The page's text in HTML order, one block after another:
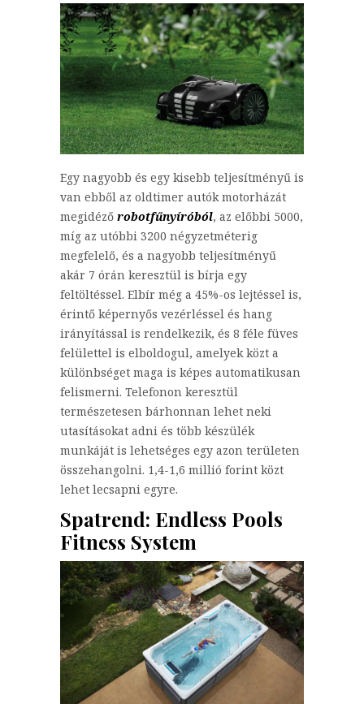
Egy nagyobb és egy kisebb teljesítményű is
van ebből az oldtimer autók motorházát
megidéző robotfűnyíróból, az előbbi 5000,
míg az utóbbi 3200 négyzetméterig
megfelelő, és a nagyobb teljesítményű
akár 7 órán keresztül is bírja egy
feltöltéssel. Elbír még a 45%-os lejtéssel is,
érintő képernyős vezérléssel és hang
irányítással is rendelkezik, és 8 féle füves
felülettel is elboldogul, amelyek közt a
különbséget maga is képes automatikusan
felismerni. Telefonon keresztül
természetesen bárhonnan lehet neki
utasításokat adni és több készülék
munkáját is lehetséges egy azon területen
összehangolni. 1,4-1,6 millió forint közt
lehet lecsapni egyre.
Spatrend: Endless Pools
Fitness System